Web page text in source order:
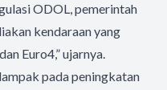
ODOL, pemerintah
kendaraan yang
Euro4,” ujarnya.
pada peningkatan